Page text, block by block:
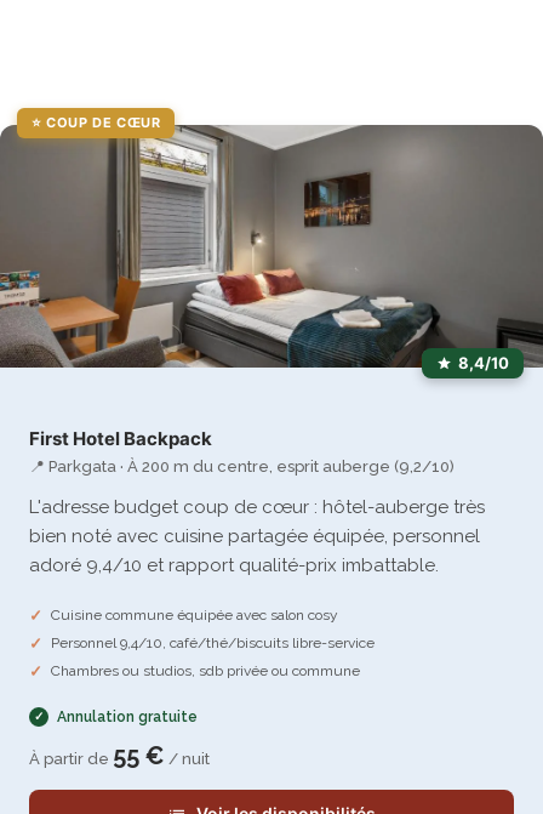
⭐ COUP DE CŒUR
8,4/10
First Hotel Backpack
📍 Parkgata · À 200 m du centre, esprit auberge (9,2/10)
L'adresse budget coup de cœur : hôtel-auberge très
bien noté avec cuisine partagée équipée, personnel
adoré 9,4/10 et rapport qualité-prix imbattable.
Cuisine commune équipée avec salon cosy
Personnel 9,4/10, café/thé/biscuits libre-service
Chambres ou studios, sdb privée ou commune
Annulation gratuite
À partir de 55 € / nuit